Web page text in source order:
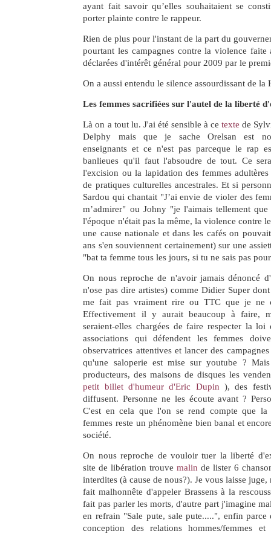
ayant fait savoir qu’elles souhaitaient se
porter plainte contre le rappeur.
Rien de plus pour l'instant de la part du
pourtant les campagnes contre la violence faite
déclarées d'intérêt général pour 2009 par le
On a aussi entendu le silence assourdissant de la
Les femmes sacrifiées sur l'autel de la liberté
Là on a tout lu. J'ai été sensible à cetexte de
Delphy mais que je sache Orelsan est
enseignants et ce n'est pas parceque le rap
banlieues qu'il faut l'absoudre de tout. Ce
l'excision ou la lapidation des femmes
de pratiques culturelles ancestrales. Et si
Sardou qui chantait "J’ai envie de violer des
m’admirer" ou Johny "je l'aimais tellement
l'époque n'était pas la même, la violence contre
une cause nationale et dans les cafés on
ans s'en souviennent certainement) sur une
"bat ta femme tous les jours, si tu ne sais pas
On nous reproche de n'avoir jamais dénoncé
n'ose pas dire artistes) comme Didier Super
me fait pas vraiment rire ou TTC que je ne
Effectivement il y aurait beaucoup à faire,
seraient-elles chargées de faire respecter la
associations qui défendent les femmes
observatrices attentives et lancer des
qu'une saloperie est mise sur youtube ?
producteurs, des maisons de disques les
petit billet d'humeur d'Eric Dupin ), des
diffusent. Personne ne les écoute avant ?
C'est en cela que l'on se rend compte que la
femmes reste un phénomène bien banal et
société.
On nous reproche de vouloir tuer la liberté
site de libération trouvemalin de lister 6
interdites (à cause de nous?). Je vous laisse
fait malhonnête d'appeler Brassens à la
fait pas parler les morts, d'autre part j'imagine
en refrain "Sale pute, sale pute.....", enfin
conception des relations hommes/femmes